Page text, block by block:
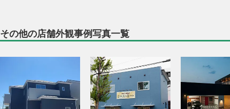
その他の店舗外観事例写真一覧